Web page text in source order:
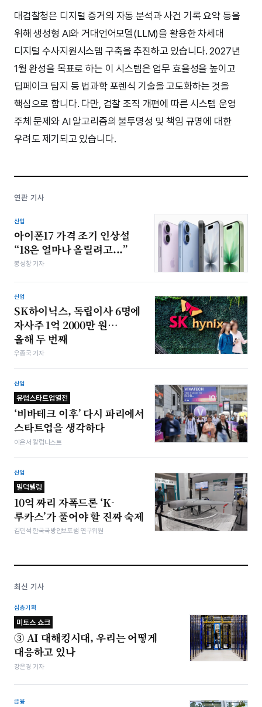
대검찰청은 디지털 증거의 자동 분석과 사건 기록 요약 등을
위해 생성형 AI와 거대언어모델(LLM)을 활용한 차세대
디지털 수사지원시스템 구축을 추진하고 있습니다. 2027년
1월 완성을 목표로 하는 이 시스템은 업무 효율성을 높이고
딥페이크 탐지 등 법과학 포렌식 기술을 고도화하는 것을
핵심으로 합니다. 다만, 검찰 조직 개편에 따른 시스템 운영
주체 문제와 AI 알고리즘의 불투명성 및 책임 규명에 대한
우려도 제기되고 있습니다.
연관 기사
산업
아이폰17 가격 조기 인상설
“18은 얼마나 올릴려고...”
봉성창 기자
산업
SK하이닉스, 독립이사 6명에
자사주 1억 2000만 원…
올해 두 번째
우종국 기자
산업
유럽스타트업열전
‘비바테크 이후’ 다시 파리에서
스타트업을 생각하다
이은서 칼럼니스트
산업
밀덕텔링
10억 짜리 자폭드론 ‘K-
루카스’가 풀어야 할 진짜 숙제
김민석 한국국방안보포럼 연구위원
최신 기사
심층기획
미토스 쇼크
③ AI 대해킹시대, 우리는 어떻게
대응하고 있나
강은경 기자
금융